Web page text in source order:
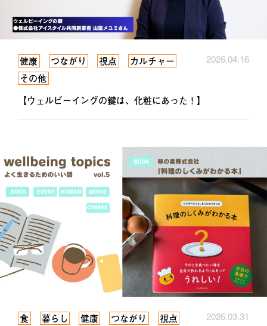
健康 つながり 視点
カルチャー
その他
2026.04.16
【ウェルビーイングの鍵は、化粧にあった！】
食 暮らし 健康 つながり
視点
2026.03.31